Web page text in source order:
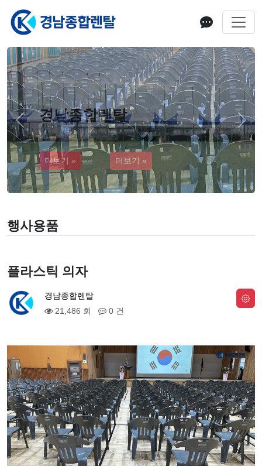
경남종합렌탈
더보기 »
Previous Next
행사용품
플라스틱 의자
경남종합렌탈
21,486 회
0 건